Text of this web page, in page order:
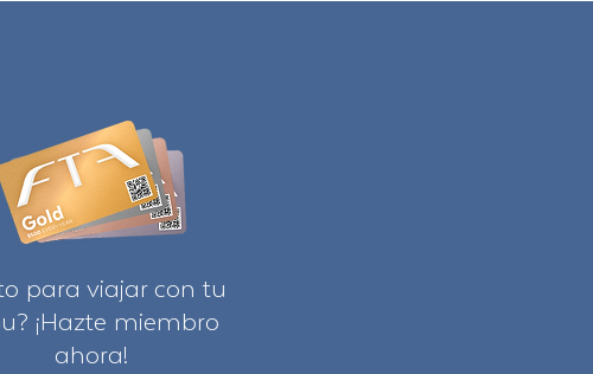
para viajar con tu
¡Hazte miembro
ahora!